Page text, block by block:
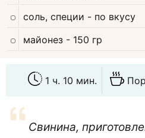
соль, специи - по вкусу
майонез - 150 гр
1 ч. 10 мин.
Свинина,